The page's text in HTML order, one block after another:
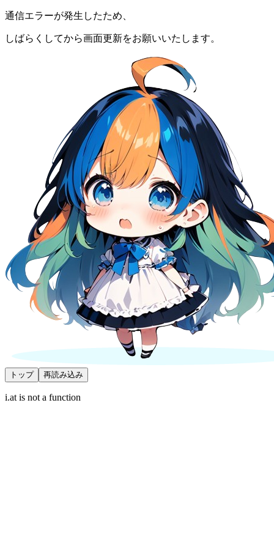
通信エラーが発生したため、
しばらくしてから画面更新をお願いいたします。
トップ 再読み込み
i.at is not a function